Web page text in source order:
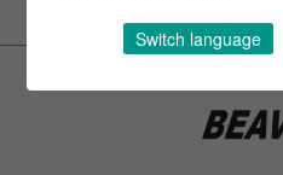
Switch language